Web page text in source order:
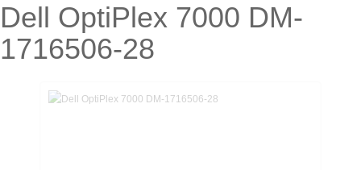
Dell OptiPlex 7000 DM-
1716506-28